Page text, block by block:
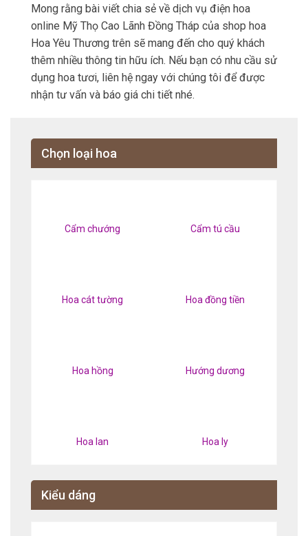
Mong rằng bài viết chia sẻ về dịch vụ điện hoa
online Mỹ Thọ Cao Lãnh Đồng Tháp của shop hoa
Hoa Yêu Thương trên sẽ mang đến cho quý khách
thêm nhiều thông tin hữu ích. Nếu bạn có nhu cầu sử
dụng hoa tươi, liên hệ ngay với chúng tôi để được
nhận tư vấn và báo giá chi tiết nhé.
Chọn loại hoa
Cẩm chướng Cẩm tú cầu
Hoa cát tường Hoa đồng tiền
Hoa hồng Hướng dương
Hoa lan Hoa ly
Kiểu dáng